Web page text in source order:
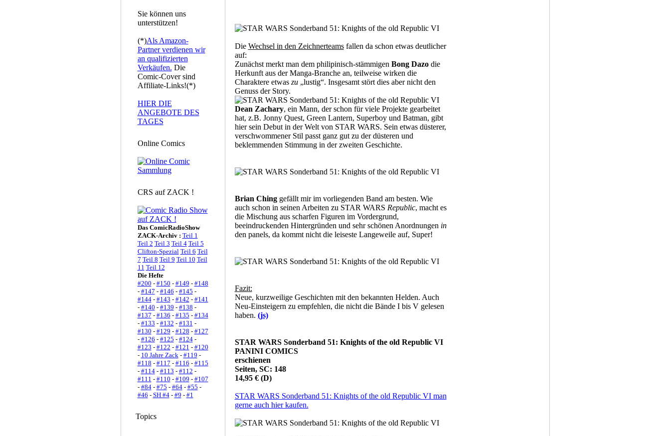
Sie können uns
unterstützen!
(*)Als Amazon-
Partner verdienen wir
an qualifizierten
Verkäufen. Die
Comic-Cover sind
Affiliate-Links!(*)
HIER DIE
ANGEBOTE DES
TAGES
Online Comics
CRS auf ZACK !
Das ComicRadioShow
ZACK-Archiv : Teil 1
Teil 2 Teil 3 Teil 4 Teil 5
Clifton-Spezial Teil 6 Teil
7 Teil 8 Teil 9 Teil 10 Teil
11 Teil 12
Die Hefte
#200 - #150 - #149 - #148
- #147 - #146 - #145 -
#144- #143 - #142 - #141
- #140 - #139 - #138 -
#137 - #136 - #135 - #134
- #133 - #132 - #131 -
#130 - #129 - #128 - #127
- #126 - #125 - #124-
#123 - #122 - #121 - #120
- 10 Jahre Zack- #119 -
#118 - #117 - #116 - #115
- #114- #113 - #112 -
#111 - #110 - #109 - #107
- #84- #75 - #64- #55 -
#46 - SH #4- #9 - #1
Topics
Die Wechsel in den Zeichnerteamsfallen da schon etwas deutlicher
auf:
Zunächst merkt man dem philipinisch-stämmigen Bong Dazodie
Herkunft aus der Manga-Branche an, teilweise wirken die
Charaktere etwas zu„lustig“. Insgesamt stört dies aber nicht den
Genuss der Story.
Dean Zachary, ein Mann, der schon für viele Projekte gearbeitet
hat, z.B. Jonny Quest, Green Lantern, Superboy und Batman, gibt
hier sein Debut in der Welt von STAR WARS. Sein etwas düsterer,
verschwommener Stil passt ganz gut zu der düsteren und
beklemmenden Stimmung in der zweiten Geschichte.
Brian Chinggefällt mir im vorliegenden Band am besten. Wie
auch schon in seinen Arbeiten zu STAR WARS Republic, macht es
die Mischung aus scharfen Figuren im Vordergrund,
beeindruckenden Hintergründen und sehr schönen Anordnungen in
den panels, da kommt nicht die leiseste Langeweile auf, Super!
Fazit:
Neue, kurzweilige Geschichten mit den bekannten Helden. Auch
Neu-Einsteigern zu empfehlen, die nicht die Bände I bis V gelesen
haben. (js)
STAR WARS Sonderband 51: Knights of the old Republic VI
PANINI COMICS
erschienen
Seiten, SC: 148
14,95 € (D)
STAR WARS Sonderband 51: Knights of the old Republic VI man
gerne auch hier kaufen.